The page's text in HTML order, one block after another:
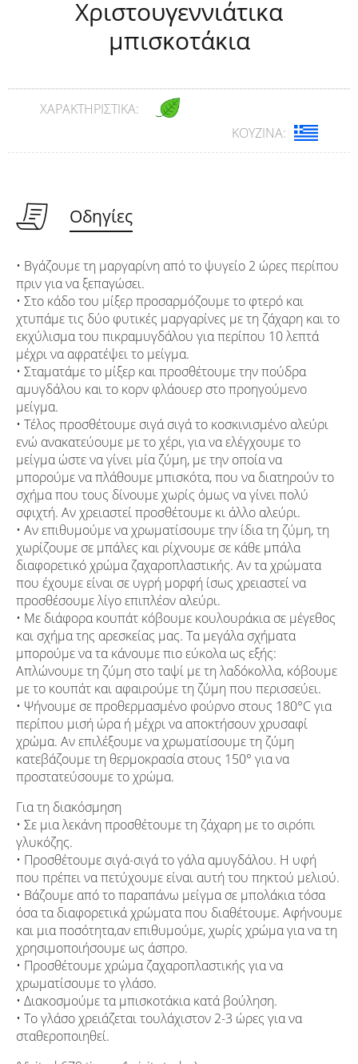
Χριστουγεννιάτικα
μπισκοτάκια
ΧΑΡΑΚΤΗΡΙΣΤΙΚΆ:
ΚΟΥΖΊΝΑ:
Οδηγίες
• Βγάζουμε τη μαργαρίνη από το ψυγείο 2 ώρες περίπου
πριν για να ξεπαγώσει.
• Στο κάδο του μίξερ προσαρμόζουμε το φτερό και
χτυπάμε τις δύο φυτικές μαργαρίνες με τη ζάχαρη και το
εκχύλισμα του πικραμυγδάλου για περίπου 10 λεπτά
μέχρι να αφρατέψει το μείγμα.
• Σταματάμε το μίξερ και προσθέτουμε την πούδρα
αμυγδάλου και το κορν φλάουερ στο προηγούμενο
μείγμα.
• Τέλος προσθέτουμε σιγά σιγά το κοσκινισμένο αλεύρι
ενώ ανακατεύουμε με το χέρι, για να ελέγχουμε το
μείγμα ώστε να γίνει μία ζύμη, με την οποία να
μπορούμε να πλάθουμε μπισκότα, που να διατηρούν το
σχήμα που τους δίνουμε χωρίς όμως να γίνει πολύ
σφιχτή. Αν χρειαστεί προσθέτουμε κι άλλο αλεύρι.
• Αν επιθυμούμε να χρωματίσουμε την ίδια τη ζύμη, τη
χωρίζουμε σε μπάλες και ρίχνουμε σε κάθε μπάλα
διαφορετικό χρώμα ζαχαροπλαστικής. Αν τα χρώματα
που έχουμε είναι σε υγρή μορφή ίσως χρειαστεί να
προσθέσουμε λίγο επιπλέον αλεύρι.
• Με διάφορα κουπάτ κόβουμε κουλουράκια σε μέγεθος
και σχήμα της αρεσκείας μας. Τα μεγάλα σχήματα
μπορούμε να τα κάνουμε πιο εύκολα ως εξής:
Απλώνουμε τη ζύμη στο ταψί με τη λαδόκολλα, κόβουμε
με το κουπάτ και αφαιρούμε τη ζύμη που περισσεύει.
• Ψήνουμε σε προθερμασμένο φούρνο στους 180°C για
περίπου μισή ώρα ή μέχρι να αποκτήσουν χρυσαφί
χρώμα. Αν επιλέξουμε να χρωματίσουμε τη ζύμη
κατεβάζουμε τη θερμοκρασία στους 150° για να
προστατεύσουμε το χρώμα.
Για τη διακόσμηση
• Σε μια λεκάνη προσθέτουμε τη ζάχαρη με το σιρόπι
γλυκόζης.
• Προσθέτουμε σιγά-σιγά το γάλα αμυγδάλου. Η υφή
που πρέπει να πετύχουμε είναι αυτή του πηκτού μελιού.
• Βάζουμε από το παραπάνω μείγμα σε μπολάκια τόσα
όσα τα διαφορετικά χρώματα που διαθέτουμε. Αφήνουμε
και μια ποσότητα,αν επιθυμούμε, χωρίς χρώμα για να τη
χρησιμοποιήσουμε ως άσπρο.
• Προσθέτουμε χρώμα ζαχαροπλαστικής για να
χρωματίσουμε το γλάσο.
• Διακοσμούμε τα μπισκοτάκια κατά βούληση.
• Το γλάσο χρειάζεται τουλάχιστον 2-3 ώρες για να
σταθεροποιηθεί.